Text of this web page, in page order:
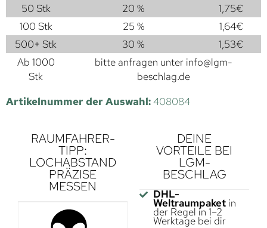
50 Stk
20 % 1,75€
100 Stk
25 % 1,64€
500+ Stk
30 % 1,53€
Ab 1000
Stk
bitte anfragen unter info@lgm-
beschlag.de
Artikelnummer der Auswahl:408084
RAUMFAHRER-
TIPP:
LOCHABSTAND
PRÄZISE
MESSEN
DEINE
VORTEILE BEI
LGM-
BESCHLAG
DHL-
Weltraumpaketin
der Regel in 1–2
Werktage bei dir